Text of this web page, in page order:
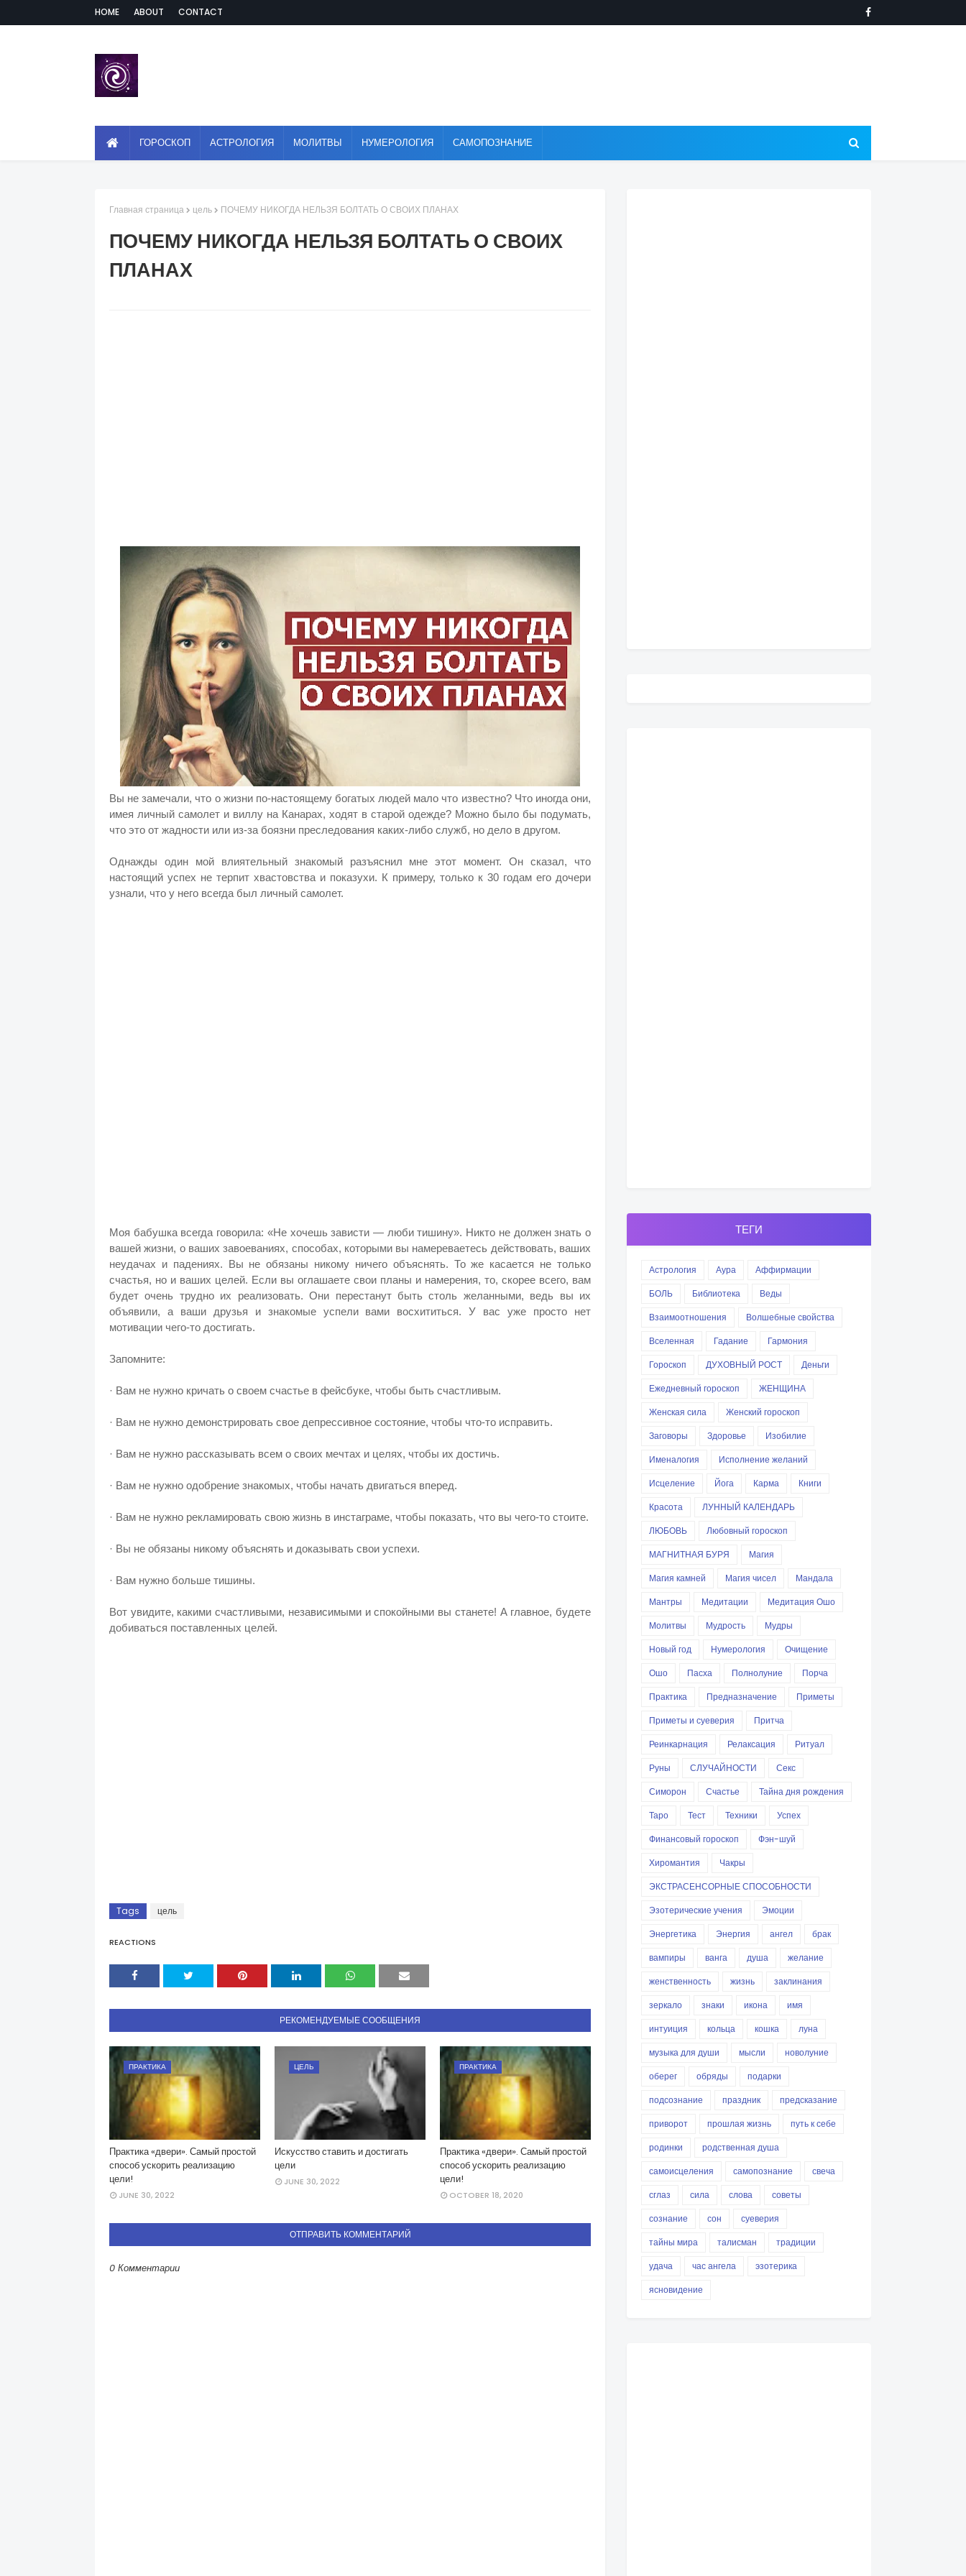
HOME ABOUT CONTACT
ГОРОСКОП АСТРОЛОГИЯ МОЛИТВЫ НУМЕРОЛОГИЯ САМОПОЗНАНИЕ
Главная страница цель ПОЧЕМУ НИКОГДА НЕЛЬЗЯ БОЛТАТЬ О СВОИХ ПЛАНАХ
ПОЧЕМУ НИКОГДА НЕЛЬЗЯ БОЛТАТЬ О СВОИХ
ПЛАНАХ
Вы не замечали, что о жизни по-настоящему богатых людей мало что известно? Что иногда они,
имея личный самолет и виллу на Канарах, ходят в старой одежде? Можно было бы подумать,
что это от жадности или из-за боязни преследования каких-либо служб, но дело в другом.
Однажды один мой влиятельный знакомый разъяснил мне этот момент. Он сказал, что
настоящий успех не терпит хвастовства и показухи. К примеру, только к 30 годам его дочери
узнали, что у него всегда был личный самолет.
Моя бабушка всегда говорила: «Не хочешь зависти — люби тишину». Никто не должен знать о
вашей жизни, о ваших завоеваниях, способах, которыми вы намереваетесь действовать, ваших
неудачах и падениях. Вы не обязаны никому ничего объяснять. То же касается не только
счастья, но и ваших целей. Если вы оглашаете свои планы и намерения, то, скорее всего, вам
будет очень трудно их реализовать. Они перестанут быть столь желанными, ведь вы их
объявили, а ваши друзья и знакомые успели вами восхититься. У вас уже просто нет
мотивации чего-то достигать.
Запомните:
· Вам не нужно кричать о своем счастье в фейсбуке, чтобы быть счастливым.
· Вам не нужно демонстрировать свое депрессивное состояние, чтобы что-то исправить.
· Вам не нужно рассказывать всем о своих мечтах и целях, чтобы их достичь.
· Вам не нужно одобрение знакомых, чтобы начать двигаться вперед.
· Вам не нужно рекламировать свою жизнь в инстаграме, чтобы показать, что вы чего-то стоите.
· Вы не обязаны никому объяснять и доказывать свои успехи.
· Вам нужно больше тишины.
Вот увидите, какими счастливыми, независимыми и спокойными вы станете! А главное, будете
добиваться поставленных целей.
Tags цель
REACTIONS
РЕКОМЕНДУЕМЫЕ СООБЩЕНИЯ
ПРАКТИКА
Практика «двери». Самый простой
способ ускорить реализацию
цели!
JUNE 30, 2022
ЦЕЛЬ
Искусство ставить и достигать
цели
JUNE 30, 2022
ПРАКТИКА
Практика «двери». Самый простой
способ ускорить реализацию
цели!
OCTOBER 18, 2020
ОТПРАВИТЬ КОММЕНТАРИЙ
0 Комментарии
ТЕГИ
Астрология Аура
Аффирмации
БОЛЬ
Библиотека
Веды
Взаимоотношения
Волшебные свойства
Вселенная
Гадание
Гармония
Гороскоп
ДУХОВНЫЙ РОСТ
Деньги
Ежедневный гороскоп
ЖЕНЩИНА
Женская сила
Женский гороскоп
Заговоры
Здоровье
Изобилие
Именалогия
Исполнение желаний
Исцеление
Йога Карма
Книги
Красота
ЛУННЫЙ КАЛЕНДАРЬ
ЛЮБОВЬ
Любовный гороскоп
МАГНИТНАЯ БУРЯ
Магия
Магия камней
Магия чисел
Мандала
Мантры
Медитации
Медитация Ошо
Молитвы
Мудрость
Мудры
Новый год
Нумерология
Очищение
Ошо
Пасха Полнолуние
Порча
Практика
Предназначение
Приметы
Приметы и суеверия
Притча
Реинкарнация
Релаксация
Ритуал
Руны
СЛУЧАЙНОСТИ
Секс
Симорон
Счастье
Тайна дня рождения
Таро
Тест Техники
Успех
Финансовый гороскоп
Фэн-шуй
Хиромантия
Чакры
ЭКСТРАСЕНСОРНЫЕ СПОСОБНОСТИ
Эзотерические учения
Эмоции
Энергетика
Энергия ангел
брак
вампиры
ванга душа
желание
женственность
жизнь
заклинания
зеркало
знаки икона
имя
интуиция
кольца кошка
луна
музыка для души
мысли
новолуние
оберег
обряды
подарки
подсознание
праздник
предсказание
приворот
прошлая жизнь
путь к себе
родинки
родственная душа
самоисцеления
самопознание
свеча
сглаз
сила слова
советы
сознание
сон
суеверия
тайны мира
талисман
традиции
удача
час ангела
эзотерика
ясновидение